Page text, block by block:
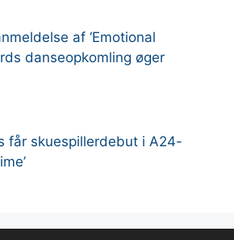
af ‘Emotional
danseopkomling øger
får skuespillerdebut i A24-